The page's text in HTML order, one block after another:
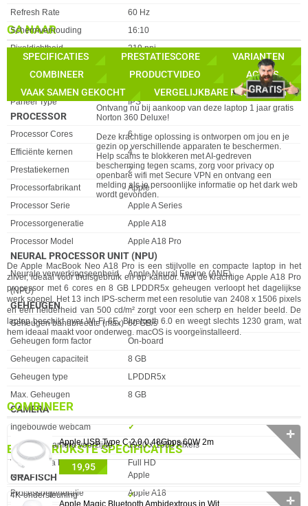
De Apple MacBook Neo A18 Pro is een stijlvolle en compacte laptop in het
zilver, ideaal voor thuisgebruik en op kantoor. Met de krachtige Apple A18 Pro
processor met 6 cores en 8 GB LPDDR5x geheugen verloopt het dagelijkse
werk soepel. Het 13 inch IPS-scherm met een resolutie van 2408 x 1506 pixels
en een helderheid van 500 cd/m² zorgt voor een scherp en helder beeld. De
laptop beschikt over Wi-Fi 6E, Bluetooth 6.0 en weegt slechts 1230 gram, wat
hem ideaal maakt voor onderweg. macOS is voorgeïnstalleerd.
BELANGRIJKSTE SPECIFICATIES
Eigenschap Waarde
Merk
Apple
Processorgeneratie
Apple A18
GA NAAR
SPECIFICATIES PRESTATIESCORE
VARIANTEN
COMBINEER
PRODUCTVIDEO
ACTIES
VAAK SAMEN GEKOCHT
VERGELIJKBARE PRODUCTEN
Refresh Rate
60 Hz
Schermverhouding
16:10
Pixeldichtheid
219 ppi
Paneel Type
IPS
PROCESSOR
Eigenschap Waarde
Processor Cores
6
Efficiënte kernen
4
Prestatiekernen
2
Processorfabrikant
Apple
Processor Serie
Apple A Series
Processorgeneratie
Apple A18
Processor Model
Apple A18 Pro
NEURAL PROCESSOR UNIT (NPU)
Eigenschap Waarde
Neurale verwerkingseenheid
(NPU)
Apple Neural Engine (ANE)
GEHEUGEN
Eigenschap Waarde
Geheugen bandbreedte (max) 60 GB/s
Geheugen form factor
On-board
Geheugen capaciteit
8 GB
Geheugen type
LPDDR5x
Max. Geheugen
8 GB
CAMERA
Eigenschap Waarde
Ingebouwde webcam
✓︎
Resolutie camera voorzijde
1920 x 1080 Pixels
Voorcamera HD-type
Full HD
GRAFISCH
Eigenschap Waarde
4K-ondersteuning
✓︎
ACTIES
GRATIS 1 JAAR NORTON 360 DELUXE!
Ontvang nu bij aankoop van deze laptop 1 jaar gratis
Norton 360 Deluxe!
Deze krachtige oplossing is ontworpen om jou en je
gezin op verschillende apparaten te beschermen.
Help scams te blokkeren met AI-gedreven
bescherming tegen scams, zorg voor privacy op
openbare wifi met Secure VPN en ontvang een
melding als je persoonlijke informatie op het dark web
wordt gevonden.
COMBINEER
Apple USB Type C 2.0 0.48Gbps 60W 2m
19,95
✛
Apple Magic Bluetooth Ambidextrous in Wit
✛